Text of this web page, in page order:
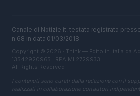
Canale di Notizie.it, testata registrata
n.68 in data 01/03/2018
Copyright © 2026 · Think — Edito in Italia da
13542920965 · REA MI 2729933
All Rights Reserved
I contenuti sono curati dalla redazione con il
realizzati in collaborazione con autori